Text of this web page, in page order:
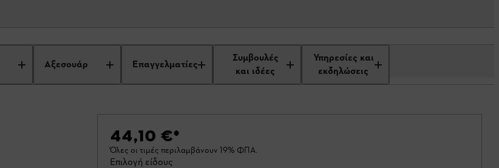
Αξεσουάρ Επαγγελματίες
Συμβουλές
και ιδέες
Υπηρεσίες και
εκδηλώσεις
44,10 €*
Όλες οι τιμές περιλαμβάνουν 19% ΦΠΑ.
Επιλογή είδους